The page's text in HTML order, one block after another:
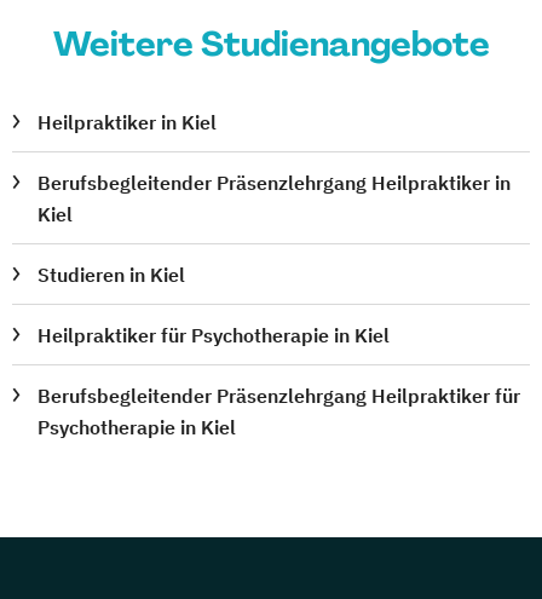
Weitere Studienangebote
Heilpraktiker in Kiel
Berufsbegleitender Präsenzlehrgang Heilpraktiker in
Kiel
Studieren in Kiel
Heilpraktiker für Psychotherapie in Kiel
Berufsbegleitender Präsenzlehrgang Heilpraktiker für
Psychotherapie in Kiel